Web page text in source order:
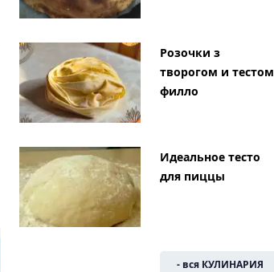
Розочки з
творогом и тестом
филло
Идеальное тесто
для пиццы
- вся КУЛИНАРИЯ